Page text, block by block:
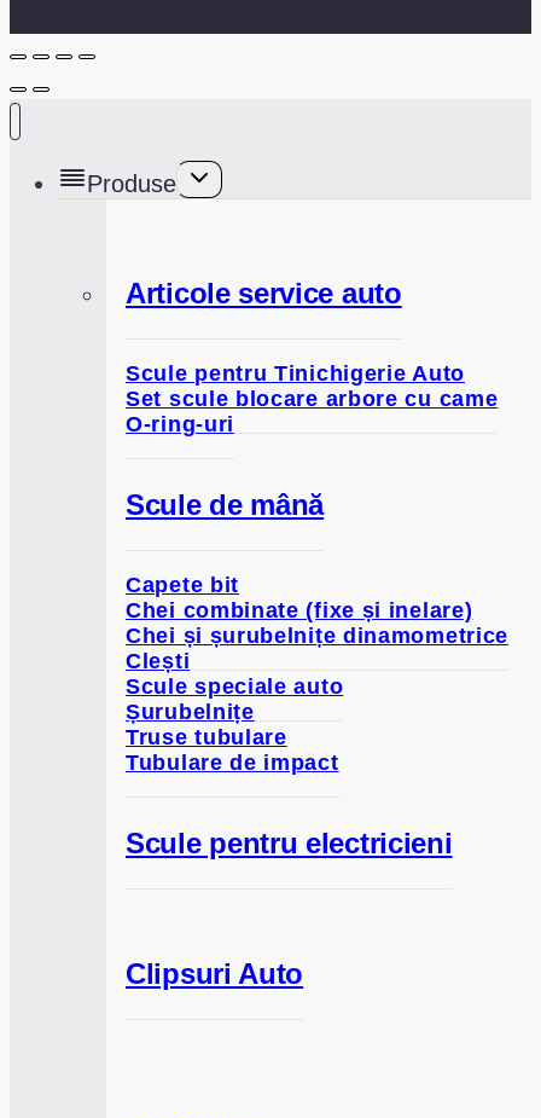
Produse
Toggle
Articole service auto
Scule pentru Tinichigerie Auto
Set scule blocare arbore cu came
O-ring-uri
Scule de mână
Capete bit
Chei combinate (fixe și inelare)
Chei și șurubelnițe dinamometrice
Clești
Scule speciale auto
Șurubelnițe
Truse tubulare
Tubulare de impact
Scule pentru electricieni
Clipsuri Auto